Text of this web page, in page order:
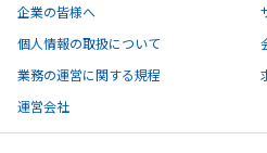
企業の皆様へ
個人情報の取扱について
業務の運営に関する規程
運営会社